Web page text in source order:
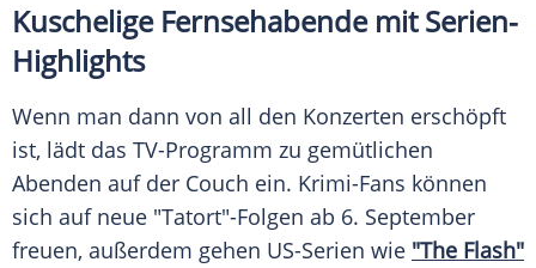
Kuschelige Fernsehabende mit Serien-
Highlights
Wenn man dann von all den Konzerten erschöpft
ist, lädt das TV-Programm zu gemütlichen
Abenden auf der Couch ein. Krimi-Fans können
sich auf neue "Tatort"-Folgen ab 6. September
freuen, außerdem gehen US-Serien wie "The Flash"